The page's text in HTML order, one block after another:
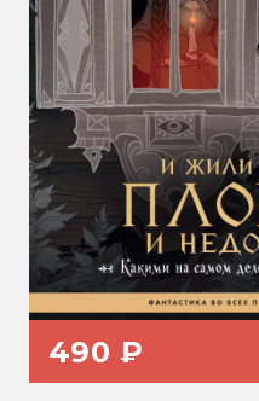
490 ₽